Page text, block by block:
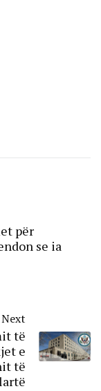
për
se ia
Next
të
e
të